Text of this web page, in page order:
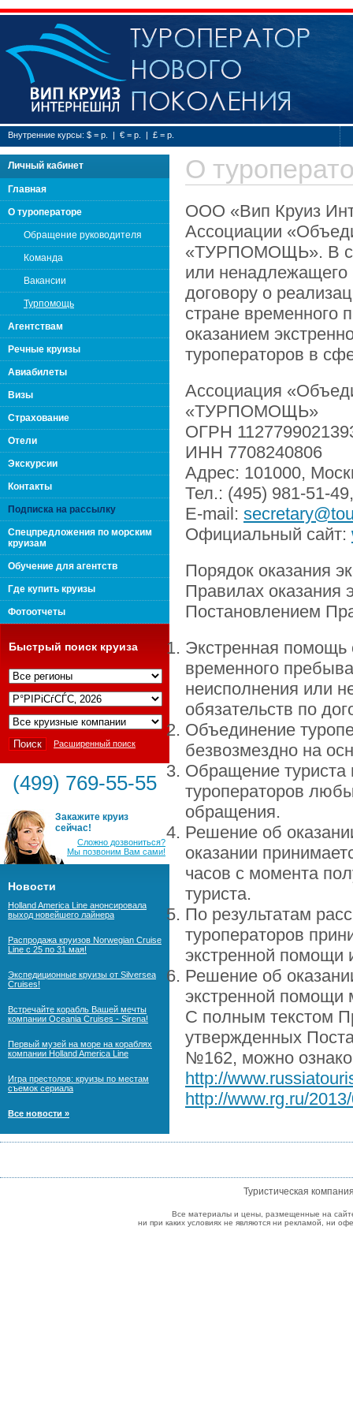
Туроператор нового
поколения "Вип Круиз
Интернешнл"
Внутренние курсы: $ = р. | € = р. | £ = р.
Личный кабинет
Главная
О туроператоре
Обращение руководителя
Команда
Вакансии
Турпомощь
Агентствам
Речные круизы
Авиабилеты
Визы
Страхование
Отели
Экскурсии
Контакты
Подписка на рассылку
Спецпредложения по морским
круизам
Обучение для агентств
Где купить круизы
Фотоотчеты
Быстрый поиск круиза
Расширенный поиск
(499) 769-55-55
Закажите круиз
сейчас!
Сложно дозвониться?
Мы позвоним Вам сами!
Новости
Holland America Line анонсировала
выход новейшего лайнера
Распродажа круизов Norwegian Cruise
Line с 25 по 31 мая!
Экспедиционные круизы от Silversea
Cruises!
Встречайте корабль Вашей мечты
компании Oceania Cruises - Sirena!
Первый музей на море на кораблях
компании Holland America Line
Игра престолов: круизы по местам
съемок сериала
Все новости »
О
ООО «Вип Круиз
Ассоциации
«ТУРПОМОЩЬ». В
или ненадлежащего
договору о
стране временного
оказанием
туроператоров в
Ассоциация
«ТУРПОМОЩЬ»
ОГРН
ИНН 7708240806
Адрес: 101000,
Тел.: (495) 981-51-
E-mail:
Официальный сайт:
Порядок оказания
Правилах оказания
Постановлением
Экстренная помощь
временного
неисполнения или
обязательств по
Объединение
безвозмездно на
Обращение туриста
туроператоров
обращения.
Решение об
оказании
часов с момента
туриста.
По результатам
туроператоров
экстренной помощи
Решение об
экстренной помощи
С полным текстом
утвержденных
№162, можно
http://
http://www.rg.ru/
Туристическая
Все материалы и цены, размещенные на
ни при каких условиях не являются ни рекламой, ни